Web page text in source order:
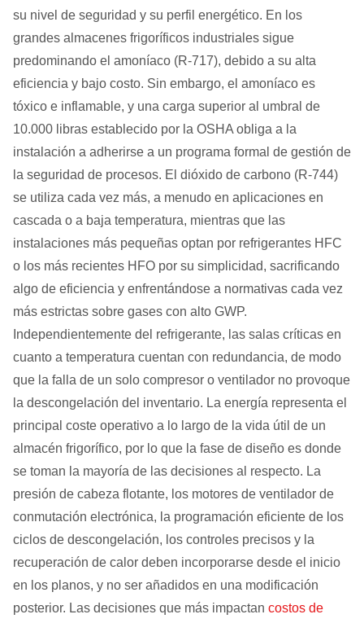
su nivel de seguridad y su perfil energético. En los
grandes almacenes frigoríficos industriales sigue
predominando el amoníaco (R-717), debido a su alta
eficiencia y bajo costo. Sin embargo, el amoníaco es
tóxico e inflamable, y una carga superior al umbral de
10.000 libras establecido por la OSHA obliga a la
instalación a adherirse a un programa formal de gestión de
la seguridad de procesos. El dióxido de carbono (R-744)
se utiliza cada vez más, a menudo en aplicaciones en
cascada o a baja temperatura, mientras que las
instalaciones más pequeñas optan por refrigerantes HFC
o los más recientes HFO por su simplicidad, sacrificando
algo de eficiencia y enfrentándose a normativas cada vez
más estrictas sobre gases con alto GWP.
Independientemente del refrigerante, las salas críticas en
cuanto a temperatura cuentan con redundancia, de modo
que la falla de un solo compresor o ventilador no provoque
la descongelación del inventario. La energía representa el
principal coste operativo a lo largo de la vida útil de un
almacén frigorífico, por lo que la fase de diseño es donde
se toman la mayoría de las decisiones al respecto. La
presión de cabeza flotante, los motores de ventilador de
conmutación electrónica, la programación eficiente de los
ciclos de descongelación, los controles precisos y la
recuperación de calor deben incorporarse desde el inicio
en los planos, y no ser añadidos en una modificación
posterior. Las decisiones que más impactan costos de